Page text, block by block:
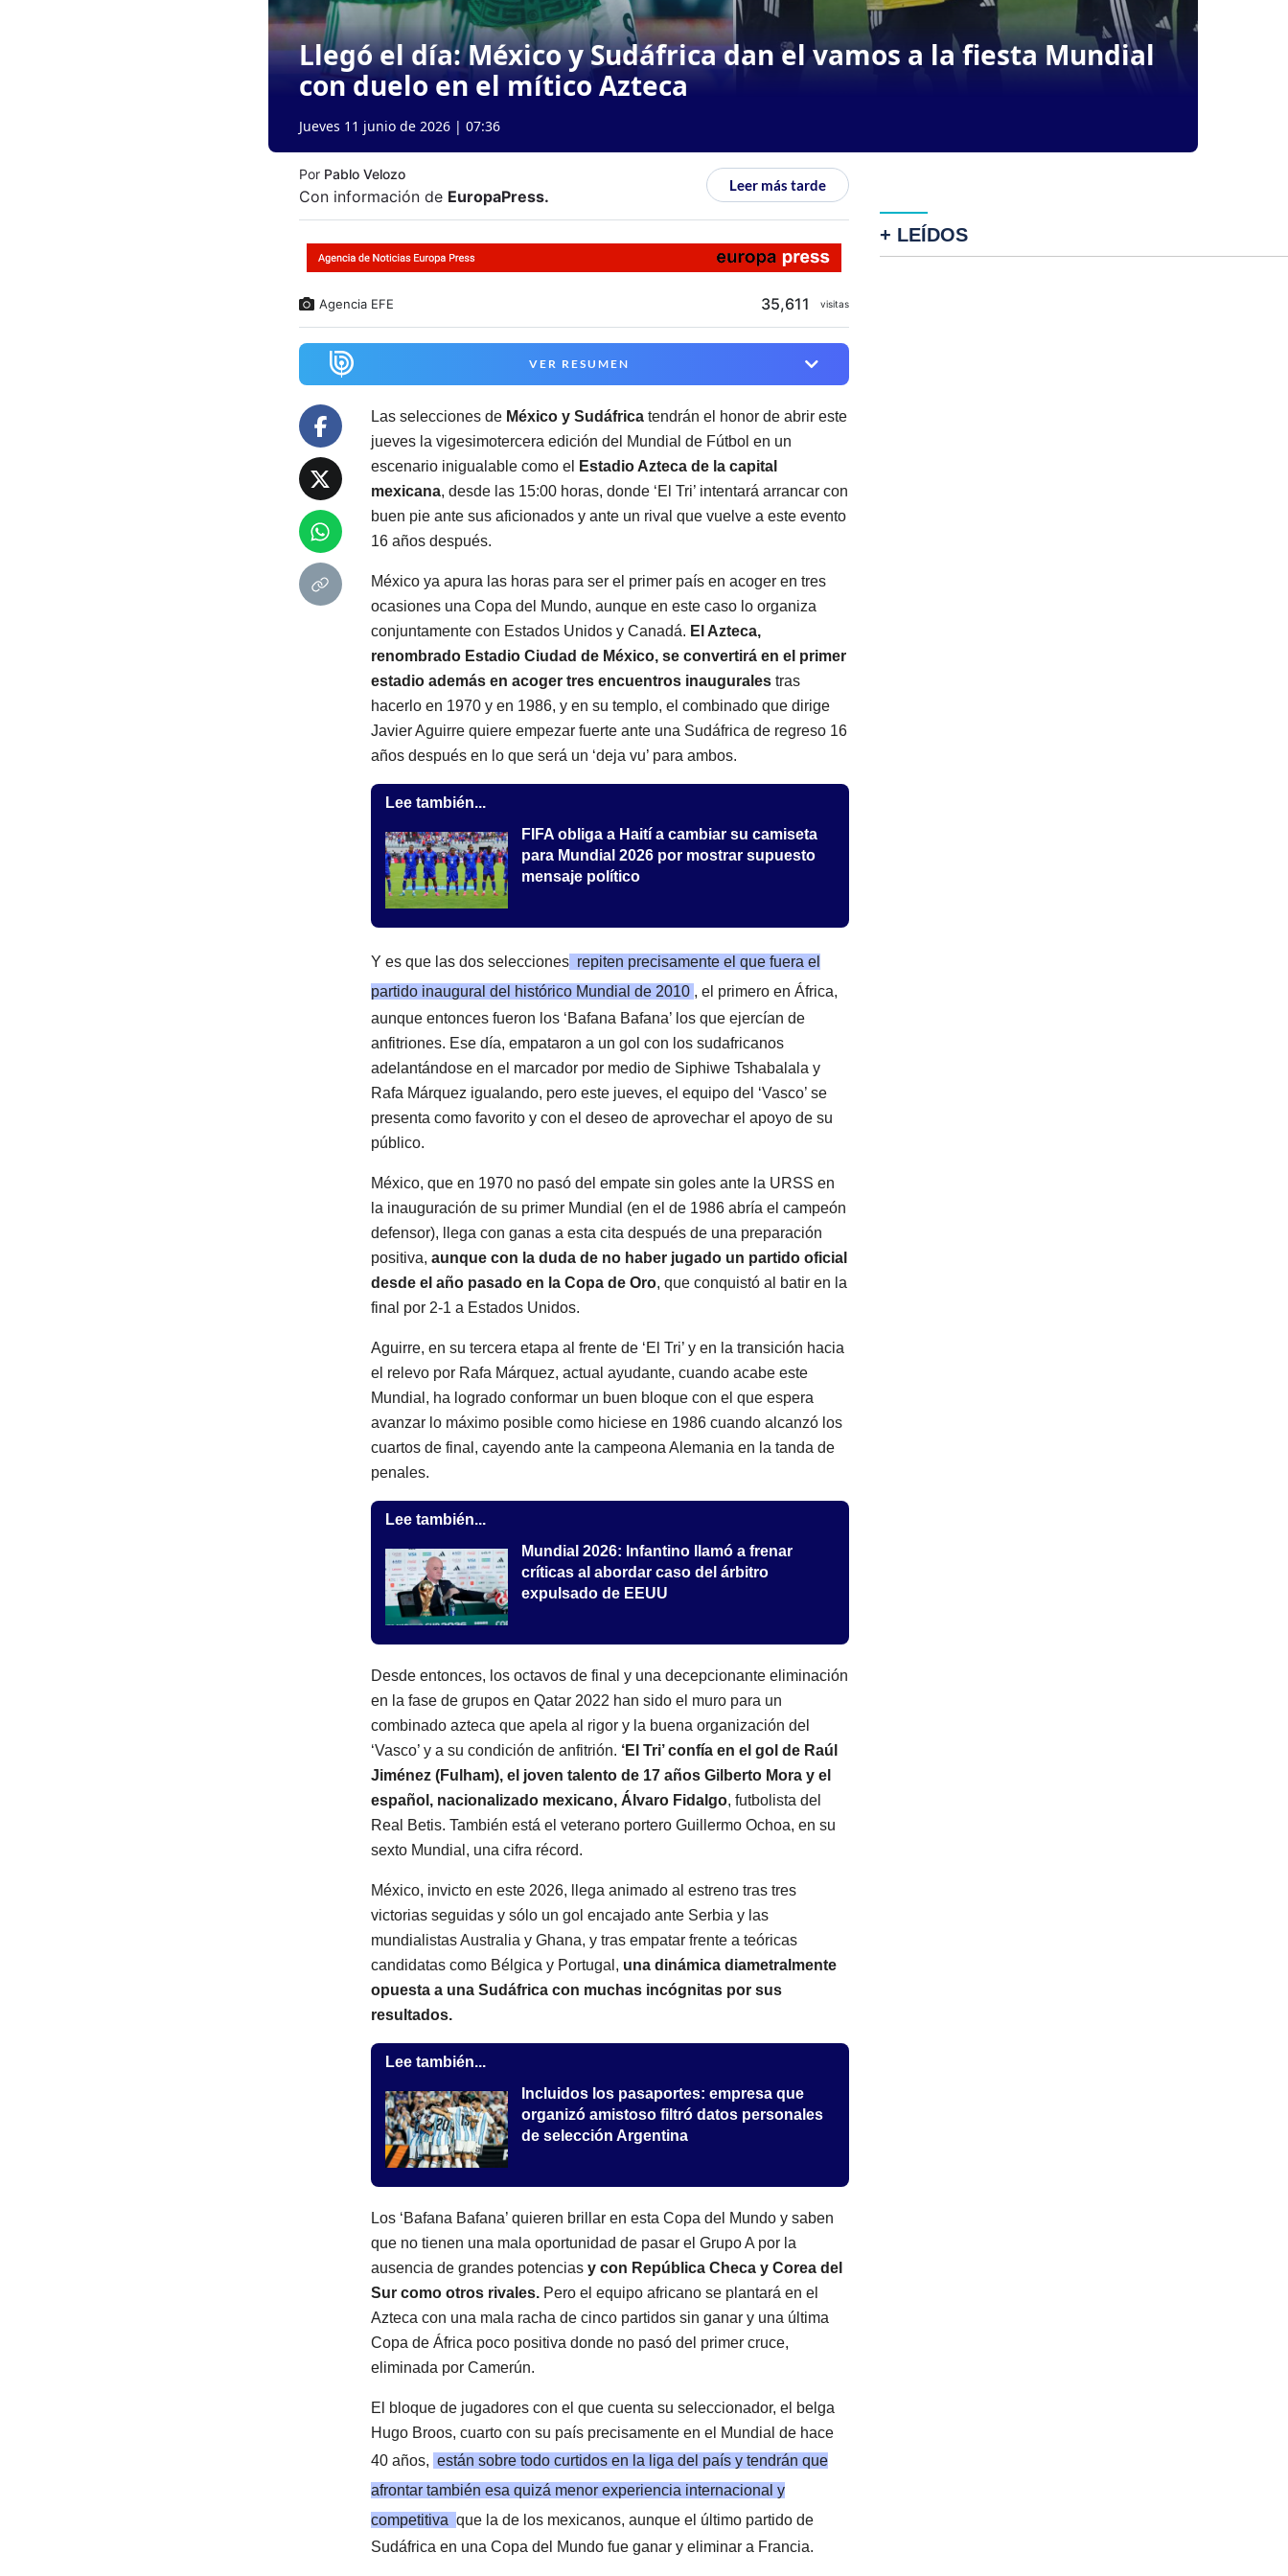
Llegó el día: México y Sudáfrica dan el vamos a la fiesta Mundial
con duelo en el mítico Azteca
Jueves 11 junio de 2026 | 07:36
Por Pablo Velozo
Con información de EuropaPress.
Leer más tarde
Agencia EFE visitas
35,611
VER RESUMEN
Las selecciones de México y Sudáfricatendrán el honor de abrir este
jueves la vigesimotercera edición del Mundial de Fútbol en un
escenario inigualable como el
Estadio Azteca de la capital
mexicana, desde las 15:00 horas, donde ‘El Tri’ intentará arrancar con
buen pie ante sus aficionados y ante un rival que vuelve a este evento
16 años después.
México ya apura las horas para ser el primer país en acoger en tres
ocasiones una Copa del Mundo, aunque en este caso lo organiza
conjuntamente con Estados Unidos y Canadá. El Azteca,
renombrado Estadio Ciudad de México, se convertirá en el primer
estadio además en acoger tres encuentros inauguralestras
hacerlo en 1970 y en 1986, y en su templo, el combinado que dirige
Javier Aguirre quiere empezar fuerte ante una Sudáfrica de regreso 16
años después en lo que será un ‘deja vu’ para ambos.
Lee también...
FIFA obliga a Haití a cambiar su camiseta
para Mundial 2026 por mostrar supuesto
mensaje político
Y es que las dos selecciones repiten precisamente el que fuera el
partido inaugural del histórico Mundial de 2010 , el primero en África,
aunque entonces fueron los ‘Bafana Bafana’ los que ejercían de
anfitriones. Ese día, empataron a un gol con los sudafricanos
adelantándose en el marcador por medio de Siphiwe Tshabalala y
Rafa Márquez igualando, pero este jueves, el equipo del ‘Vasco’ se
presenta como favorito y con el deseo de aprovechar el apoyo de su
público.
México, que en 1970 no pasó del empate sin goles ante la URSS en
la inauguración de su primer Mundial (en el de 1986 abría el campeón
defensor), llega con ganas a esta cita después de una preparación
positiva, aunque con la duda de no haber jugado un partido oficial
desde el año pasado en la Copa de Oro, que conquistó al batir en la
final por 2-1 a Estados Unidos.
Aguirre, en su tercera etapa al frente de ‘El Tri’ y en la transición hacia
el relevo por Rafa Márquez, actual ayudante, cuando acabe este
Mundial, ha logrado conformar un buen bloque con el que espera
avanzar lo máximo posible como hiciese en 1986 cuando alcanzó los
cuartos de final, cayendo ante la campeona Alemania en la tanda de
penales.
Lee también...
Mundial 2026: Infantino llamó a frenar
críticas al abordar caso del árbitro
expulsado de EEUU
Desde entonces, los octavos de final y una decepcionante eliminación
en la fase de grupos en Qatar 2022 han sido el muro para un
combinado azteca que apela al rigor y la buena organización del
‘Vasco’ y a su condición de anfitrión. ‘El Tri’ confía en el gol de Raúl
Jiménez (Fulham), el joven talento de 17 años Gilberto Mora y el
español, nacionalizado mexicano, Álvaro Fidalgo, futbolista del
Real Betis. También está el veterano portero Guillermo Ochoa, en su
sexto Mundial, una cifra récord.
México, invicto en este 2026, llega animado al estreno tras tres
victorias seguidas y sólo un gol encajado ante Serbia y las
mundialistas Australia y Ghana, y tras empatar frente a teóricas
candidatas como Bélgica y Portugal, una dinámica diametralmente
opuesta a una Sudáfrica con muchas incógnitas por sus
resultados.
Lee también...
Incluidos los pasaportes: empresa que
organizó amistoso filtró datos personales
de selección Argentina
Los ‘Bafana Bafana’ quieren brillar en esta Copa del Mundo y saben
que no tienen una mala oportunidad de pasar el Grupo A por la
ausencia de grandes potenciasy con República Checa y Corea del
Sur como otros rivales.Pero el equipo africano se plantará en el
Azteca con una mala racha de cinco partidos sin ganar y una última
Copa de África poco positiva donde no pasó del primer cruce,
eliminada por Camerún.
El bloque de jugadores con el que cuenta su seleccionador, el belga
Hugo Broos, cuarto con su país precisamente en el Mundial de hace
40 años, están sobre todo curtidos en la liga del país y tendrán que
afrontar también esa quizá menor experiencia internacional y
competitiva que la de los mexicanos, aunque el último partido de
Sudáfrica en una Copa del Mundo fue ganar y eliminar a Francia.
+ LEÍDOS